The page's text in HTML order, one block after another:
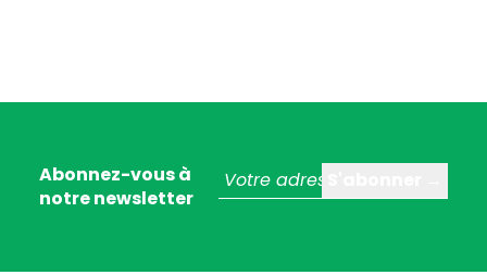
Abonnez-vous à
notre newsletter